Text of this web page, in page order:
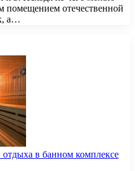
помещением отечественной
а…
в банном комплексе